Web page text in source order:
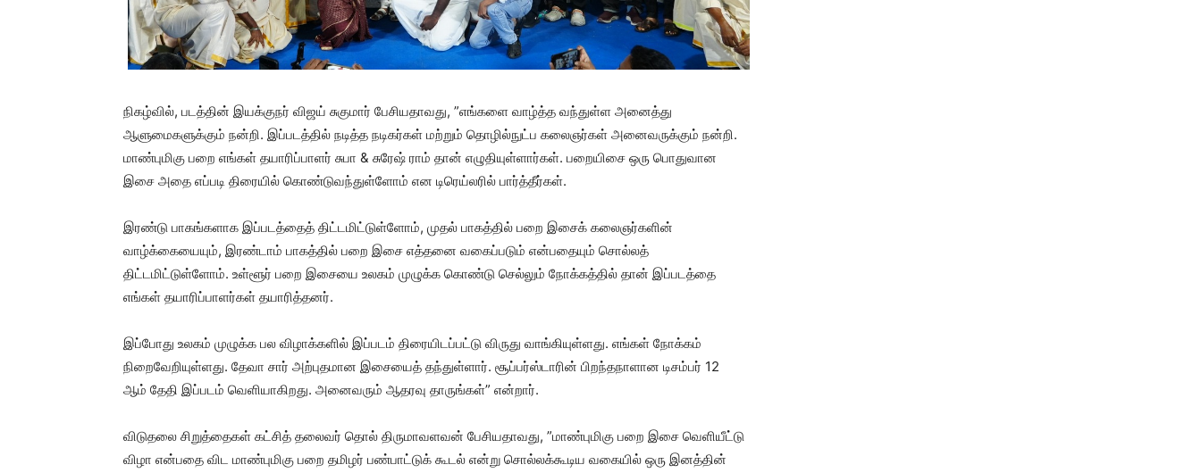
நிகழ்வில், படத்தின் இயக்குநர் விஜய் சுகுமார் பேசியதாவது, ”எங்களை வாழ்த்த வந்துள்ள அனைத்து
ஆளுமைகளுக்கும் நன்றி. இப்படத்தில் நடித்த நடிகர்கள் மற்றும் தொழில்நுட்ப கலைஞர்கள் அனைவருக்கும் நன்றி.
மாண்புமிகு பறை எங்கள் தயாரிப்பாளர் சுபா & சுரேஷ் ராம் தான் எழுதியுள்ளார்கள். பறையிசை ஒரு பொதுவான
இசை அதை எப்படி திரையில் கொண்டுவந்துள்ளோம் என டிரெய்லரில் பார்த்தீர்கள்.
இரண்டு பாகங்களாக இப்படத்தைத் திட்டமிட்டுள்ளோம், முதல் பாகத்தில் பறை இசைக் கலைஞர்களின்
வாழ்க்கையையும், இரண்டாம் பாகத்தில் பறை இசை எத்தனை வகைப்படும் என்பதையும் சொல்லத்
திட்டமிட்டுள்ளோம். உள்ளூர் பறை இசையை உலகம் முழுக்க கொண்டு செல்லும் நோக்கத்தில் தான் இப்படத்தை
எங்கள் தயாரிப்பாளர்கள் தயாரித்தனர்.
இப்போது உலகம் முழுக்க பல விழாக்களில் இப்படம் திரையிடப்பட்டு விருது வாங்கியுள்ளது. எங்கள் நோக்கம்
நிறைவேறியுள்ளது. தேவா சார் அற்புதமான இசையைத் தந்துள்ளார். சூப்பர்ஸ்டாரின் பிறந்தநாளான டிசம்பர் 12
ஆம் தேதி இப்படம் வெளியாகிறது. அனைவரும் ஆதரவு தாருங்கள்” என்றார்.
விடுதலை சிறுத்தைகள் கட்சித் தலைவர் தொல் திருமாவளவன் பேசியதாவது, ”மாண்புமிகு பறை இசை வெளியீட்டு
விழா என்பதை விட மாண்புமிகு பறை தமிழர் பண்பாட்டுக் கூடல் என்று சொல்லக்கூடிய வகையில் ஒரு இனத்தின்